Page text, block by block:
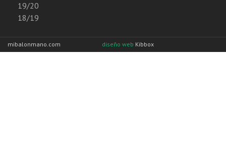
19/20
18/19
mibalonmano.com diseño web Kibbox